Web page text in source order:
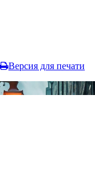
Версия для печати